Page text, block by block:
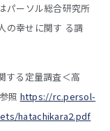
パーソル総合研究所
の幸せに関す る調
する定量調査＜高
照 https://rc.persol-
hatachikara2.pdf